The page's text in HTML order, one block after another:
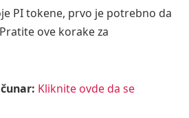
PI tokene, prvo je potrebno da
ove korake za
Kliknite ovde da se